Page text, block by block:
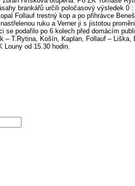
brankářů určili poločasový výsledek
Follauf trestný kop a po přihrávce
ruku a Verner ji s jistotou
se podařilo po 6 kolech před domácím
T.Rytina, Košín, Kaplan, Follauf – Liška,
Louny od 15.30 hodin.